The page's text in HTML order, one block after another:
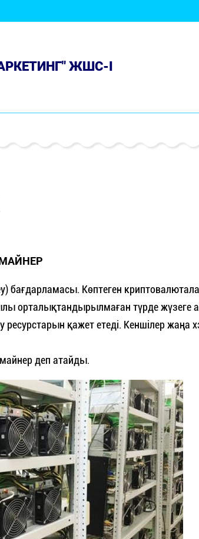
ЖШС-І
бағдарламасы. Көптеген
орталықтандырылмаған түрде
ресурстарын қажет етеді. Кеншілер
деп атайды.